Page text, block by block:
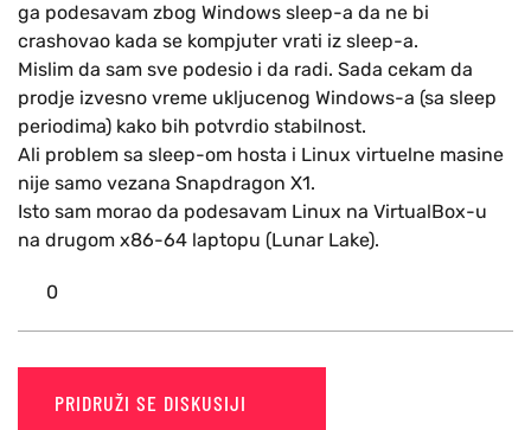
ga podesavam zbog Windows sleep-a da ne bi
crashovao kada se kompjuter vrati iz sleep-a.
Mislim da sam sve podesio i da radi. Sada cekam da
prodje izvesno vreme ukljucenog Windows-a (sa sleep
periodima) kako bih potvrdio stabilnost.
Ali problem sa sleep-om hosta i Linux virtuelne masine
nije samo vezana Snapdragon X1.
Isto sam morao da podesavam Linux na VirtualBox-u
na drugom x86-64 laptopu (Lunar Lake).
0
PRIDRUŽI SE DISKUSIJI